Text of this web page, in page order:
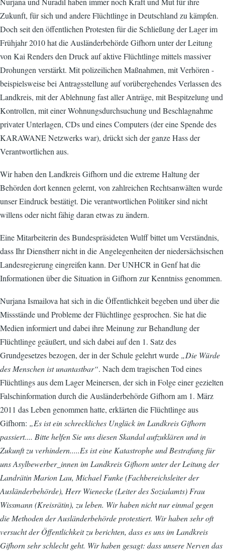
Zukunft, für sich und andere Flüchtlinge in Deutschland zu kämpfen.
Doch seit den öffentlichen Protesten für die Schließung der Lager im
Frühjahr 2010 hat die Ausländerbehörde Gifhorn unter der Leitung
von Kai Renders den Druck auf aktive Flüchtlinge mittels massiver
Drohungen verstärkt. Mit polizeilichen Maßnahmen, mit Verhören -
beispielsweise bei Antragsstellung auf vorübergehendes Verlassen des
Landkreis, mit der Ablehnung fast aller Anträge, mit Bespitzelung und
Kontrollen, mit einer Wohnungsdurchsuchung und Beschlagnahme
privater Unterlagen, CDs und eines Computers (der eine Spende des
KARAWANE Netzwerks war), drückt sich der ganze Hass der
Verantwortlichen aus.
Wir haben den Landkreis Gifhorn und die extreme Haltung der
Behörden dort kennen gelernt, von zahlreichen Rechtsanwälten wurde
unser Eindruck bestätigt. Die verantwortlichen Politiker sind nicht
willens oder nicht fähig daran etwas zu ändern.
Eine Mitarbeiterin des Bundespräsideten Wulff bittet um Verständnis,
dass Ihr Dienstherr nicht in die Angelegenheiten der niedersächsischen
Landesregierung eingreifen kann. Der UNHCR in Genf hat die
Informationen über die Situation in Gifhorn zur Kenntniss genommen.
Nurjana Ismailova hat sich in die Öffentlichkeit begeben und über die
Missstände und Probleme der Flüchtlinge gesprochen. Sie hat die
Medien informiert und dabei ihre Meinung zur Behandlung der
Flüchtlinge geäußert, und sich dabei auf den 1. Satz des
Grundgesetzes bezogen, der in der Schule gelehrt wurde „Die Würde
des Menschen ist unantastbar“. Nach dem tragischen Tod eines
Flüchtlings aus dem Lager Meinersen, der sich in Folge einer gezielten
Falschinformation durch die Ausländerbehörde Gifhorn am 1. März
2011 das Leben genommen hatte, erklärten die Flüchtlinge aus
Gifhorn: „Es ist ein schreckliches Unglück im Landkreis Gifhorn
passiert.... Bitte helfen Sie uns diesen Skandal aufzuklären und in
Zukunft zu verhindern.....Es ist eine Katastrophe und Bestrafung für
uns Asylbewerber_innen im Landkreis Gifhorn unter der Leitung der
Landrätin Marion Lau, Michael Funke (Fachbereichsleiter der
Ausländerbehörde), Herr Wienecke (Leiter des Sozialamts) Frau
Wissmann (Kreisrätin), zu leben. Wir haben nicht nur einmal gegen
die Methoden der Ausländerbehörde protestiert. Wir haben sehr oft
versucht der Öffentlichkeit zu berichten, dass es uns im Landkreis
Gifhorn sehr schlecht geht. Wir haben gesagt: dass unsere Nerven das